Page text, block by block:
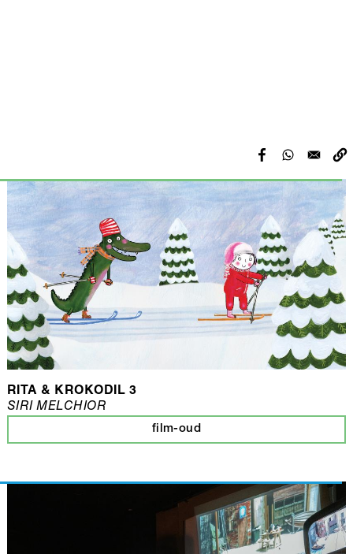
RITA & KROKODIL 3
film-oud
SIRI MELCHIOR